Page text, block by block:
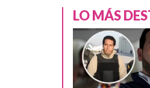
LO MÁS